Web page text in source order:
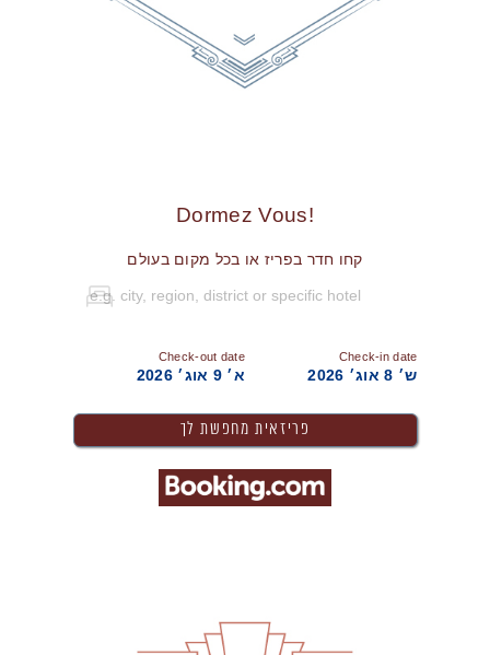
!Dormez Vous
קחו חדר בפריז או בכל מקום בעולם
Check-in date
ש׳ 8 אוג׳ 2026
Check-out date
א׳ 9 אוג׳ 2026